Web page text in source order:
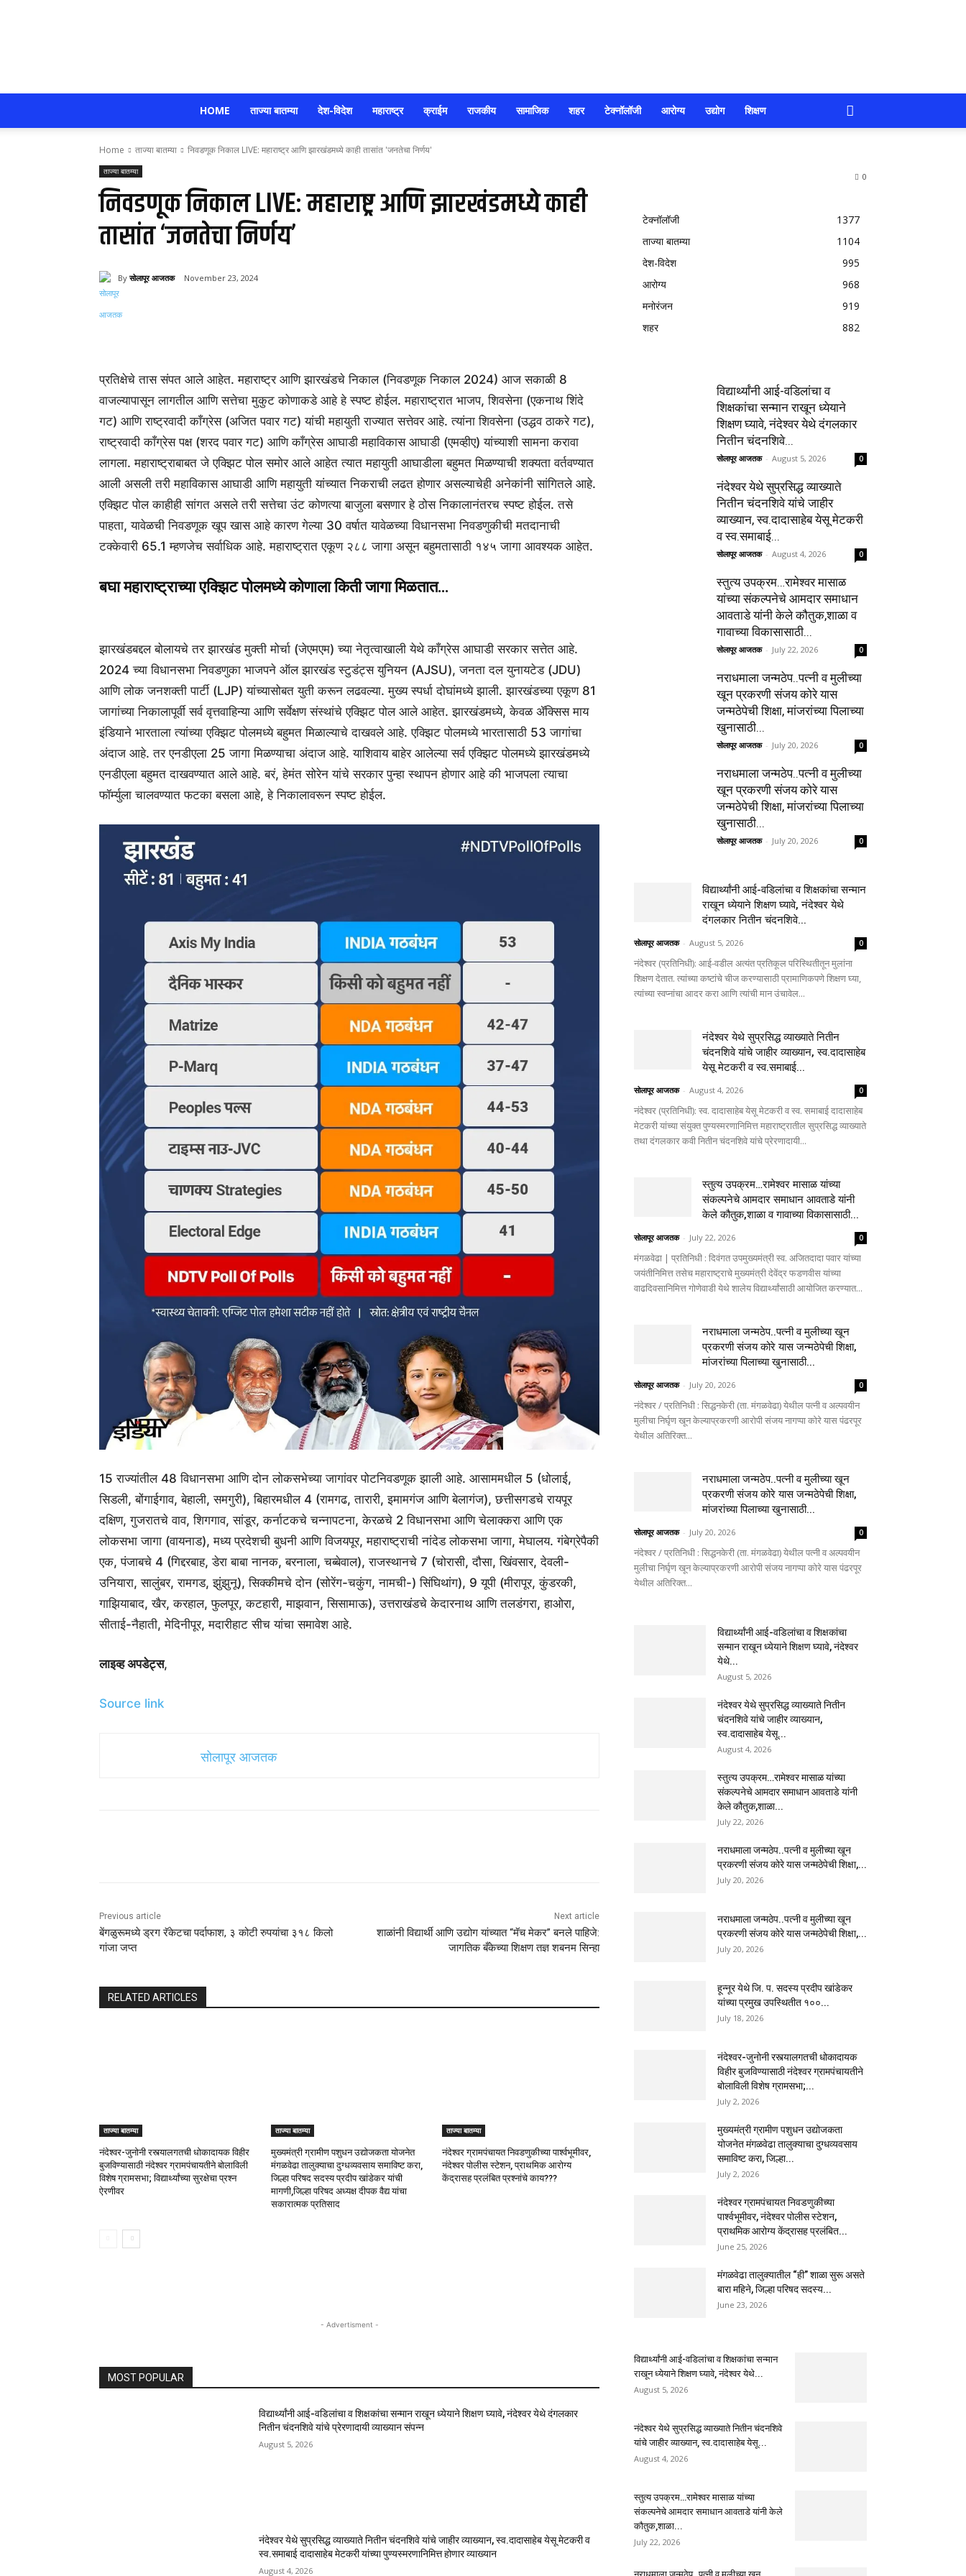
सोलापूर
आजतक
HOME ताज्या बातम्या देश-विदेश महाराष्ट्र क्राईम राजकीय सामाजिक शहर टेक्नॉलॉजी आरोग्य उद्योग शिक्षण
Home ताज्या बातम्या निवडणूक निकाल LIVE: महाराष्ट्र आणि झारखंडमध्ये काही तासांत 'जनतेचा निर्णय'
ताज्या बातम्या
निवडणूक निकाल LIVE: महाराष्ट्र आणि झारखंडमध्ये काही
तासांत ‘जनतेचा निर्णय’
By सोलापूर आजतक November 23, 2024
प्रतिक्षेचे तास संपत आले आहेत. महाराष्ट्र आणि झारखंडचे निकाल (निवडणूक निकाल 2024) आज सकाळी 8
वाजल्यापासून लागतील आणि सत्तेचा मुकुट कोणाकडे आहे हे स्पष्ट होईल. महाराष्ट्रात भाजप, शिवसेना (एकनाथ शिंदे
गट) आणि राष्ट्रवादी काँग्रेस (अजित पवार गट) यांची महायुती राज्यात सत्तेवर आहे. त्यांना शिवसेना (उद्धव ठाकरे गट),
राष्ट्रवादी काँग्रेस पक्ष (शरद पवार गट) आणि काँग्रेस आघाडी महाविकास आघाडी (एमव्हीए) यांच्याशी सामना करावा
लागला. महाराष्ट्राबाबत जे एक्झिट पोल समोर आले आहेत त्यात महायुती आघाडीला बहुमत मिळण्याची शक्यता वर्तवण्यात
आली असली तरी महाविकास आघाडी आणि महायुती यांच्यात निकराची लढत होणार असल्याचेही अनेकांनी सांगितले आहे.
एक्झिट पोल काहीही सांगत असले तरी सत्तेचा उंट कोणत्या बाजुला बसणार हे ठोस निकालानंतरच स्पष्ट होईल. तसे
पाहता, यावेळची निवडणूक खूप खास आहे कारण गेल्या 30 वर्षात यावेळच्या विधानसभा निवडणुकीची मतदानाची
टक्केवारी 65.1 म्हणजेच सर्वाधिक आहे. महाराष्ट्रात एकूण २८८ जागा असून बहुमतासाठी १४५ जागा आवश्यक आहेत.
बघा महाराष्ट्राच्या एक्झिट पोलमध्ये कोणाला किती जागा मिळतात…
झारखंडबद्दल बोलायचे तर झारखंड मुक्ती मोर्चा (जेएमएम) च्या नेतृत्वाखाली येथे काँग्रेस आघाडी सरकार सत्तेत आहे.
2024 च्या विधानसभा निवडणुका भाजपने ऑल झारखंड स्टुडंट्स युनियन (AJSU), जनता दल युनायटेड (JDU)
आणि लोक जनशक्ती पार्टी (LJP) यांच्यासोबत युती करून लढवल्या. मुख्य स्पर्धा दोघांमध्ये झाली. झारखंडच्या एकूण 81
जागांच्या निकालापूर्वी सर्व वृत्तवाहिन्या आणि सर्वेक्षण संस्थांचे एक्झिट पोल आले आहेत. झारखंडमध्ये, केवळ ॲक्सिस माय
इंडियाने भारताला त्यांच्या एक्झिट पोलमध्ये बहुमत मिळाल्याचे दाखवले आहे. एक्झिट पोलमध्ये भारतासाठी 53 जागांचा
अंदाज आहे. तर एनडीएला 25 जागा मिळण्याचा अंदाज आहे. याशिवाय बाहेर आलेल्या सर्व एक्झिट पोलमध्ये झारखंडमध्ये
एनडीएला बहुमत दाखवण्यात आले आहे. बरं, हेमंत सोरेन यांचे सरकार पुन्हा स्थापन होणार आहे की भाजपला त्याचा
फॉर्म्युला चालवण्यात फटका बसला आहे, हे निकालावरून स्पष्ट होईल.
15 राज्यांतील 48 विधानसभा आणि दोन लोकसभेच्या जागांवर पोटनिवडणूक झाली आहे. आसाममधील 5 (धोलाई,
सिडली, बोंगाईगाव, बेहाली, समगुरी), बिहारमधील 4 (रामगढ, तारारी, इमामगंज आणि बेलागंज), छत्तीसगडचे रायपूर
दक्षिण, गुजरातचे वाव, शिगगाव, सांडूर, कर्नाटकचे चन्नापटना, केरळचे 2 विधानसभा आणि चेलाक्करा आणि एक
लोकसभा जागा (वायनाड), मध्य प्रदेशची बुधनी आणि विजयपूर, महाराष्ट्राची नांदेड लोकसभा जागा, मेघालय. गंबेग्रेपैकी
एक, पंजाबचे 4 (गिद्दरबाह, डेरा बाबा नानक, बरनाला, चब्बेवाल), राजस्थानचे 7 (चोरासी, दौसा, खिंवसार, देवली-
उनियारा, सालुंबर, रामगड, झुंझुनू), सिक्कीमचे दोन (सोरेंग-चकुंग, नामची-) सिंघिथांग), 9 यूपी (मीरापूर, कुंडरकी,
गाझियाबाद, खैर, करहाल, फुलपूर, कटहारी, माझवान, सिसामाऊ), उत्तराखंडचे केदारनाथ आणि तलडंगरा, हाओरा,
सीताई-नैहाती, मेदिनीपूर, मदारीहाट सीच यांचा समावेश आहे.
लाइव्ह अपडेट्स,
Source link
सोलापूर आजतक
Previous article
बेंगळुरूमध्ये ड्रग रॅकेटचा पर्दाफाश, ३ कोटी रुपयांचा ३१८ किलो
गांजा जप्त
Next article
शाळांनी विद्यार्थी आणि उद्योग यांच्यात “मॅच मेकर” बनले पाहिजे:
जागतिक बँकेच्या शिक्षण तज्ञ शबनम सिन्हा
RELATED ARTICLES
ताज्या बातम्या
नंदेश्वर-जुनोनी रस्त्यालगतची धोकादायक विहीर
बुजविण्यासाठी नंदेश्वर ग्रामपंचायतीने बोलाविली
विशेष ग्रामसभा; विद्यार्थ्यांच्या सुरक्षेचा प्रश्न
ऐरणीवर
ताज्या बातम्या
मुख्यमंत्री ग्रामीण पशुधन उद्योजकता योजनेत
मंगळवेढा तालुक्याचा दुग्धव्यवसाय समाविष्ट करा,
जिल्हा परिषद सदस्य प्रदीप खांडेकर यांची
मागणी,जिल्हा परिषद अध्यक्ष दीपक वैद्य यांचा
सकारात्मक प्रतिसाद
ताज्या बातम्या
नंदेश्वर ग्रामपंचायत निवडणुकीच्या पार्श्वभूमीवर,
नंदेश्वर पोलीस स्टेशन, प्राथमिक आरोग्य
केंद्रासह प्रलंबित प्रश्नांचे काय???
- Advertisment -
MOST POPULAR
विद्यार्थ्यांनी आई-वडिलांचा व शिक्षकांचा सन्मान राखून ध्येयाने शिक्षण घ्यावे, नंदेश्वर येथे दंगलकार
नितीन चंदनशिवे यांचे प्रेरणादायी व्याख्यान संपन्न
August 5, 2026
नंदेश्वर येथे सुप्रसिद्ध व्याख्याते नितीन चंदनशिवे यांचे जाहीर व्याख्यान, स्व.दादासाहेब येसू मेटकरी व
स्व.समाबाई दादासाहेब मेटकरी यांच्या पुण्यस्मरणानिमित्त होणार व्याख्यान
August 4, 2026
0
टेक्नॉलॉजी
1377
ताज्या बातम्या
1104
देश-विदेश
995
आरोग्य
968
मनोरंजन
919
शहर
882
विद्यार्थ्यांनी आई-वडिलांचा व
शिक्षकांचा सन्मान राखून ध्येयाने
शिक्षण घ्यावे, नंदेश्वर येथे दंगलकार
नितीन चंदनशिवे...
सोलापूर आजतक - August 5, 2026 0
नंदेश्वर येथे सुप्रसिद्ध व्याख्याते
नितीन चंदनशिवे यांचे जाहीर
व्याख्यान, स्व.दादासाहेब येसू मेटकरी
व स्व.समाबाई...
सोलापूर आजतक - August 4, 2026 0
स्तुत्य उपक्रम…रामेश्वर मासाळ
यांच्या संकल्पनेचे आमदार समाधान
आवताडे यांनी केले कौतुक,शाळा व
गावाच्या विकासासाठी...
सोलापूर आजतक - July 22, 2026 0
नराधमाला जन्मठेप..पत्नी व मुलीच्या
खून प्रकरणी संजय कोरे यास
जन्मठेपेची शिक्षा, मांजरांच्या पिलाच्या
खुनासाठी...
सोलापूर आजतक - July 20, 2026 0
नराधमाला जन्मठेप..पत्नी व मुलीच्या
खून प्रकरणी संजय कोरे यास
जन्मठेपेची शिक्षा, मांजरांच्या पिलाच्या
खुनासाठी...
सोलापूर आजतक - July 20, 2026 0
विद्यार्थ्यांनी आई-वडिलांचा व शिक्षकांचा सन्मान
राखून ध्येयाने शिक्षण घ्यावे, नंदेश्वर येथे
दंगलकार नितीन चंदनशिवे...
सोलापूर आजतक - August 5, 2026 0
नंदेश्वर (प्रतिनिधी): आई-वडील अत्यंत प्रतिकूल परिस्थितीतून मुलांना
शिक्षण देतात. त्यांच्या कष्टांचे चीज करण्यासाठी प्रामाणिकपणे शिक्षण घ्या,
त्यांच्या स्वप्नांचा आदर करा आणि त्यांची मान उंचावेल...
नंदेश्वर येथे सुप्रसिद्ध व्याख्याते नितीन
चंदनशिवे यांचे जाहीर व्याख्यान, स्व.दादासाहेब
येसू मेटकरी व स्व.समाबाई...
सोलापूर आजतक - August 4, 2026 0
नंदेश्वर (प्रतिनिधी): स्व. दादासाहेब येसू मेटकरी व स्व. समाबाई दादासाहेब
मेटकरी यांच्या संयुक्त पुण्यस्मरणानिमित्त महाराष्ट्रातील सुप्रसिद्ध व्याख्याते
तथा दंगलकार कवी नितीन चंदनशिवे यांचे प्रेरणादायी...
स्तुत्य उपक्रम…रामेश्वर मासाळ यांच्या
संकल्पनेचे आमदार समाधान आवताडे यांनी
केले कौतुक,शाळा व गावाच्या विकासासाठी...
सोलापूर आजतक - July 22, 2026 0
मंगळवेढा | प्रतिनिधी : दिवंगत उपमुख्यमंत्री स्व. अजितदादा पवार यांच्या
जयंतीनिमित्त तसेच महाराष्ट्राचे मुख्यमंत्री देवेंद्र फडणवीस यांच्या
वाढदिवसानिमित्त गोणेवाडी येथे शालेय विद्यार्थ्यांसाठी आयोजित करण्यात...
नराधमाला जन्मठेप..पत्नी व मुलीच्या खून
प्रकरणी संजय कोरे यास जन्मठेपेची शिक्षा,
मांजरांच्या पिलाच्या खुनासाठी...
सोलापूर आजतक - July 20, 2026 0
नंदेश्वर / प्रतिनिधी : सिद्धनकेरी (ता. मंगळवेढा) येथील पत्नी व अल्पवयीन
मुलीचा निर्घृण खून केल्याप्रकरणी आरोपी संजय नागप्पा कोरे यास पंढरपूर
येथील अतिरिक्त...
नराधमाला जन्मठेप..पत्नी व मुलीच्या खून
प्रकरणी संजय कोरे यास जन्मठेपेची शिक्षा,
मांजरांच्या पिलाच्या खुनासाठी...
सोलापूर आजतक - July 20, 2026 0
नंदेश्वर / प्रतिनिधी : सिद्धनकेरी (ता. मंगळवेढा) येथील पत्नी व अल्पवयीन
मुलीचा निर्घृण खून केल्याप्रकरणी आरोपी संजय नागप्पा कोरे यास पंढरपूर
येथील अतिरिक्त...
विद्यार्थ्यांनी आई-वडिलांचा व शिक्षकांचा
सन्मान राखून ध्येयाने शिक्षण घ्यावे, नंदेश्वर
येथे...
August 5, 2026
नंदेश्वर येथे सुप्रसिद्ध व्याख्याते नितीन
चंदनशिवे यांचे जाहीर व्याख्यान,
स्व.दादासाहेब येसू...
August 4, 2026
स्तुत्य उपक्रम…रामेश्वर मासाळ यांच्या
संकल्पनेचे आमदार समाधान आवताडे यांनी
केले कौतुक,शाळा...
July 22, 2026
नराधमाला जन्मठेप..पत्नी व मुलीच्या खून
प्रकरणी संजय कोरे यास जन्मठेपेची शिक्षा,...
July 20, 2026
नराधमाला जन्मठेप..पत्नी व मुलीच्या खून
प्रकरणी संजय कोरे यास जन्मठेपेची शिक्षा,...
July 20, 2026
हून्नूर येथे जि. प. सदस्य प्रदीप खांडेकर
यांच्या प्रमुख उपस्थितीत १००...
July 18, 2026
नंदेश्वर-जुनोनी रस्त्यालगतची धोकादायक
विहीर बुजविण्यासाठी नंदेश्वर ग्रामपंचायतीने
बोलाविली विशेष ग्रामसभा;...
July 2, 2026
मुख्यमंत्री ग्रामीण पशुधन उद्योजकता
योजनेत मंगळवेढा तालुक्याचा दुग्धव्यवसाय
समाविष्ट करा, जिल्हा...
July 2, 2026
नंदेश्वर ग्रामपंचायत निवडणुकीच्या
पार्श्वभूमीवर, नंदेश्वर पोलीस स्टेशन,
प्राथमिक आरोग्य केंद्रासह प्रलंबित...
June 25, 2026
मंगळवेढा तालुक्यातील “ही” शाळा सुरू असते
बारा महिने, जिल्हा परिषद सदस्य...
June 23, 2026
विद्यार्थ्यांनी आई-वडिलांचा व शिक्षकांचा सन्मान
राखून ध्येयाने शिक्षण घ्यावे, नंदेश्वर येथे...
August 5, 2026
नंदेश्वर येथे सुप्रसिद्ध व्याख्याते नितीन चंदनशिवे
यांचे जाहीर व्याख्यान, स्व.दादासाहेब येसू...
August 4, 2026
स्तुत्य उपक्रम…रामेश्वर मासाळ यांच्या
संकल्पनेचे आमदार समाधान आवताडे यांनी केले
कौतुक,शाळा...
July 22, 2026